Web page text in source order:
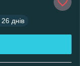
26 днів